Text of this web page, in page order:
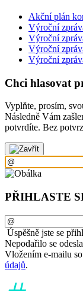
Akční plán
Výroční
Výroční
Výroční
Výroční
Chci hlasovat
Vyplňte, prosím,
Následně Vám
potvrdíte. Bez
PŘIHLASTE
Úspěšně jste se
Nepodařilo se
Vložením e-mailu
údajů.